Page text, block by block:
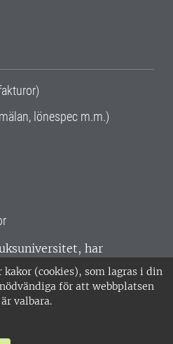
kakor (cookies), som lagras i din
för att webbplatsen
valbara.
lönespec m.m.)
har
Sverige. Huvudorter är
SLU är
14001. •
202100-2817 •